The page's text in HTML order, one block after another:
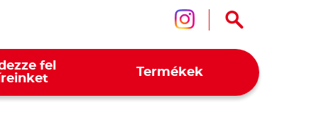
Kövessen
fel
Termékek